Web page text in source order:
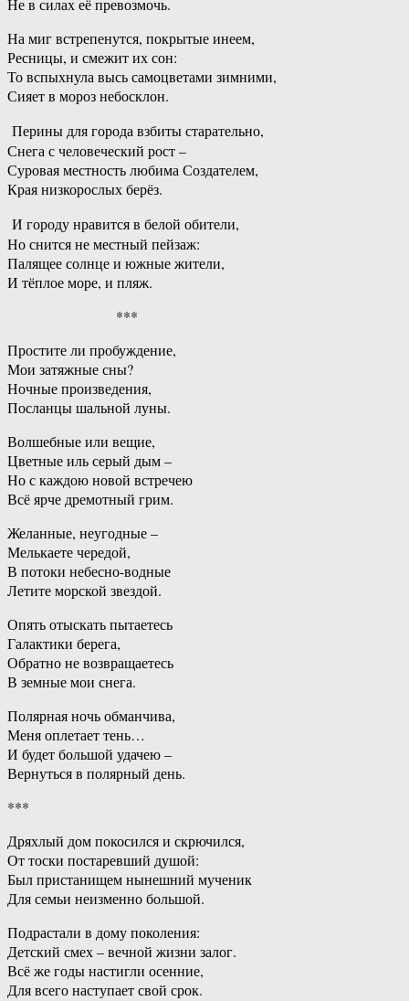
Не в силах её превозмочь.
На миг встрепенутся, покрытые инеем,
Ресницы, и смежит их сон:
То вспыхнула высь самоцветами зимними,
Сияет в мороз небосклон.
Перины для города взбиты старательно,
Снега с человеческий рост –
Суровая местность любима Создателем,
Края низкорослых берёз.
И городу нравится в белой обители,
Но снится не местный пейзаж:
Палящее солнце и южные жители,
И тёплое море, и пляж.
***
Простите ли пробуждение,
Мои затяжные сны?
Ночные произведения,
Посланцы шальной луны.
Волшебные или вещие,
Цветные иль серый дым –
Но с каждою новой встречею
Всё ярче дремотный грим.
Желанные, неугодные –
Мелькаете чередой,
В потоки небесно-водные
Летите морской звездой.
Опять отыскать пытаетесь
Галактики берега,
Обратно не возвращаетесь
В земные мои снега.
Полярная ночь обманчива,
Меня оплетает тень…
И будет большой удачею –
Вернуться в полярный день.
***
Дряхлый дом покосился и скрючился,
От тоски постаревший душой:
Был пристанищем нынешний мученик
Для семьи неизменно большой.
Подрастали в дому поколения:
Детский смех – вечной жизни залог.
Всё же годы настигли осенние,
Для всего наступает свой срок.